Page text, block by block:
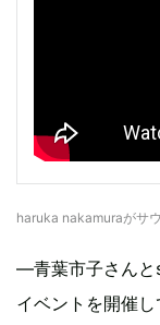
haruka nakamuraがサ
—青葉市子さんと
イベントを開催